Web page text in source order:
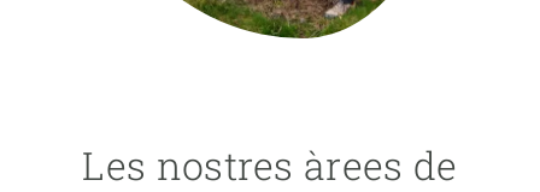
Les nostres àrees de